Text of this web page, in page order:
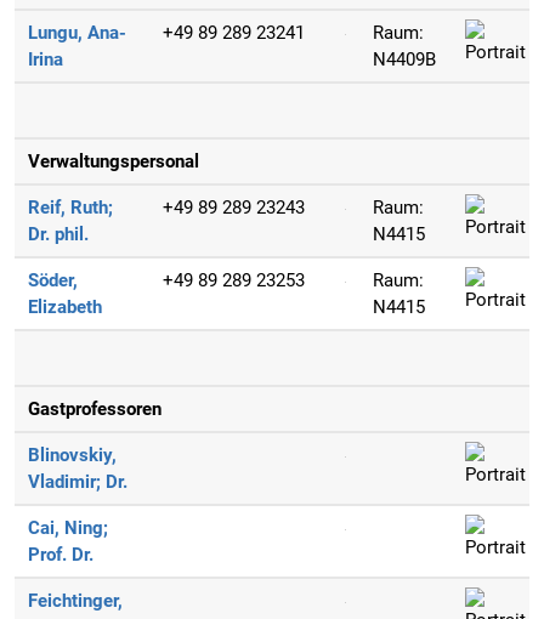
Lungu, Ana-
Irina
+49 89 289 23241
Raum:
N4409B
Verwaltungspersonal
Reif, Ruth;
Dr. phil.
+49 89 289 23243
Raum:
N4415
Söder,
Elizabeth
+49 89 289 23253
Raum:
N4415
Gastprofessoren
Blinovskiy,
Vladimir; Dr.
Cai, Ning;
Prof. Dr.
Feichtinger,